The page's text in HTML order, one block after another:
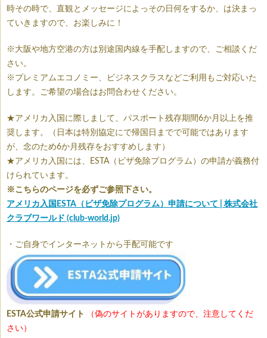
時その時で、直観とメッセージによっその日何をするか、は決まっ
ていきますので、お楽しみに！
※大阪や地方空港の方は別途国内線を手配しますので、ご相談くだ
さい。
※プレミアムエコノミー、ビジネスクラスなどご利用もご対応いた
します。ご希望の場合はお問合わせください。
★アメリカ入国に際しまして、パスポート残存期間6か月以上を推
奨します。（日本は特別協定にで帰国日までで可能ではあります
が、念のため6か月残存をおすすめします）
★アメリカ入国には、ESTA（ビザ免除プログラム）の申請が義務付
けられています。
※こちらのページを必ずご参照下さい。
アメリカ入国ESTA（ビザ免除プログラム）申請について | 株式会社
クラブワールド (club-world.jp)
・ご自身でインターネットから手配可能です
ESTA公式申請サイト
（偽のサイトがありますので、注意してくだ
さい）